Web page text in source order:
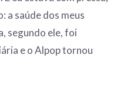
a saúde dos meus
segundo ele, foi
e o Alpop tornou